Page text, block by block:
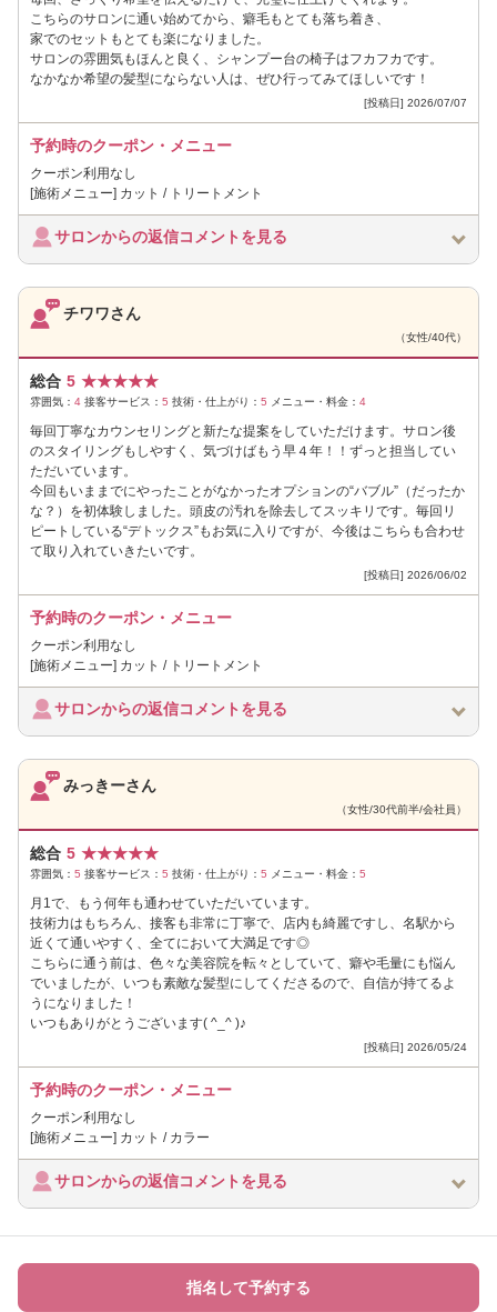
こちらのサロンに通い始めてから、癖毛もとても落ち着き、
家でのセットもとても楽になりました。
サロンの雰囲気もほんと良く、シャンプー台の椅子はフカフカです。
なかなか希望の髪型にならない人は、ぜひ行ってみてほしいです！
[投稿日] 2026/07/07
予約時のクーポン・メニュー
クーポン利用なし
[施術メニュー] カット / トリートメント
サロンからの返信コメントを見る
チワワさん
（女性/40代）
総合 5 ★★★★★
雰囲気： 4 接客サービス： 5 技術・仕上がり： 5 メニュー・料金： 4
毎回丁寧なカウンセリングと新たな提案をしていただけます。サロン後
のスタイリングもしやすく、気づけばもう早４年！！ずっと担当してい
ただいています。
今回もいままでにやったことがなかったオプションの“バブル”（だったか
な？）を初体験しました。頭皮の汚れを除去してスッキリです。毎回リ
ピートしている“デトックス”もお気に入りですが、今後はこちらも合わせ
て取り入れていきたいです。
[投稿日] 2026/06/02
予約時のクーポン・メニュー
クーポン利用なし
[施術メニュー] カット / トリートメント
サロンからの返信コメントを見る
みっきーさん
（女性/30代前半/会社員）
総合 5 ★★★★★
雰囲気： 5 接客サービス： 5 技術・仕上がり： 5 メニュー・料金： 5
月1で、もう何年も通わせていただいています。
技術力はもちろん、接客も非常に丁寧で、店内も綺麗ですし、名駅から
近くて通いやすく、全てにおいて大満足です◎
こちらに通う前は、色々な美容院を転々としていて、癖や毛量にも悩ん
でいましたが、いつも素敵な髪型にしてくださるので、自信が持てるよ
うになりました！
いつもありがとうございます( ^_^ )♪
[投稿日] 2026/05/24
予約時のクーポン・メニュー
クーポン利用なし
[施術メニュー] カット / カラー
サロンからの返信コメントを見る
指名して予約する